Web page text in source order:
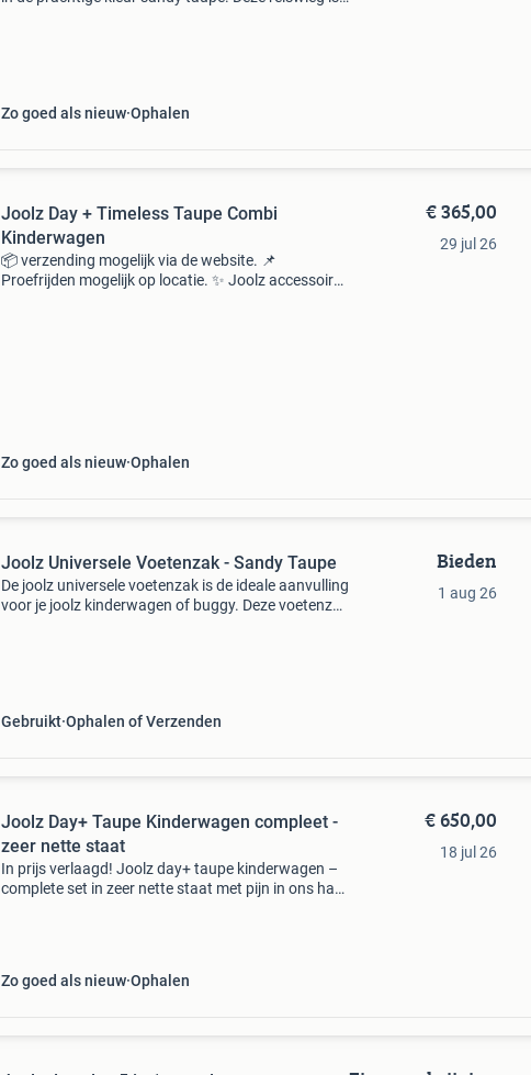
Zo goed als nieuw Ophalen
Joolz Day + Timeless Taupe Combi
Kinderwagen
📦 verzending mogelijk via de website. 📌
Proefrijden mogelijk op locatie. ✨ Joolz accessoires
Zo goed als nieuw Ophalen
€ 365,00
29 jul 26
Joolz Universele Voetenzak - Sandy Taupe
De joolz universele voetenzak is de ideale aanvulling
voor je joolz kinderwagen of buggy. Deze voetenzak
Gebruikt Ophalen of Verzenden
Bieden
1 aug 26
Joolz Day+ Taupe Kinderwagen compleet -
zeer nette staat
In prijs verlaagd! Joolz day+ taupe kinderwagen –
complete set in zeer nette staat met pijn in ons hart
Zo goed als nieuw Ophalen
€ 650,00
18 jul 26